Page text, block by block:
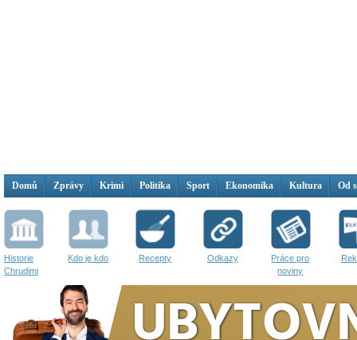
Domů Zprávy Krimi Politika Sport Ekonomika Kultura Od
Historie
Chrudimi
Kdo je kdo Recepty Odkazy
Práce pro
noviny